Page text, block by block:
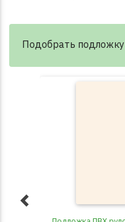
Подобрать подложку